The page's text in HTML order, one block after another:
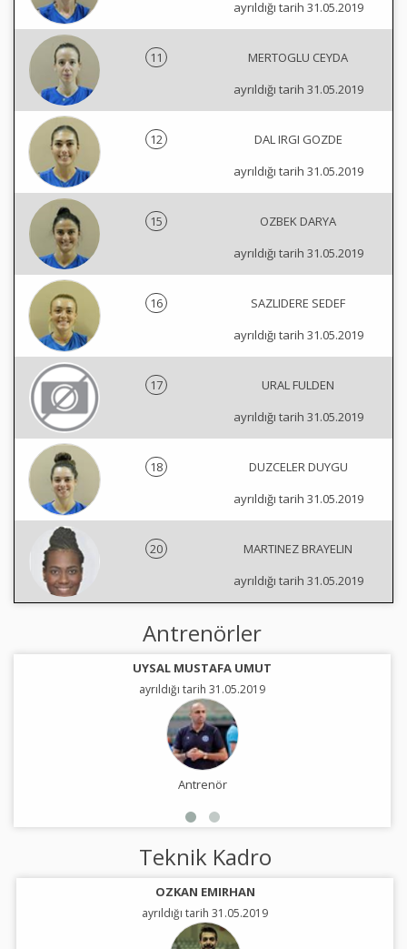
ayrıldığı tarih 31.05.2019
11
MERTOGLU CEYDA
ayrıldığı tarih 31.05.2019
12
DAL IRGI GOZDE
ayrıldığı tarih 31.05.2019
15
OZBEK DARYA
ayrıldığı tarih 31.05.2019
16
SAZLIDERE SEDEF
ayrıldığı tarih 31.05.2019
17
URAL FULDEN
ayrıldığı tarih 31.05.2019
18
DUZCELER DUYGU
ayrıldığı tarih 31.05.2019
20
MARTINEZ BRAYELIN
ayrıldığı tarih 31.05.2019
Antrenörler
UYSAL MUSTAFA UMUT
ayrıldığı tarih 31.05.2019
Antrenör
Teknik Kadro
OZKAN EMIRHAN
ayrıldığı tarih 31.05.2019